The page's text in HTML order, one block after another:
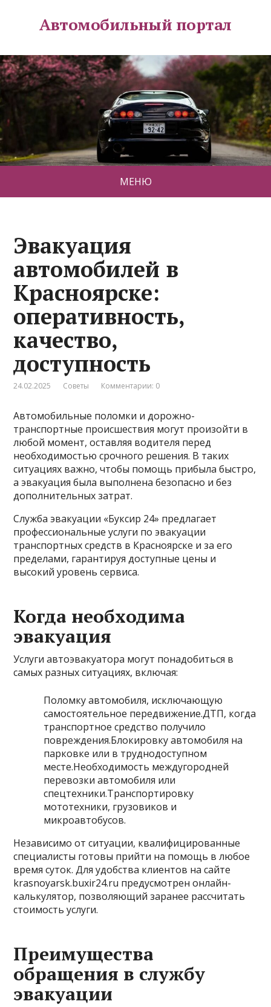
Автомобильный портал
МЕНЮ
Эвакуация
автомобилей в
Красноярске:
оперативность,
качество,
доступность
24.02.2025 Советы Комментарии: 0
Автомобильные поломки и дорожно-
транспортные происшествия могут произойти в
любой момент, оставляя водителя перед
необходимостью срочного решения. В таких
ситуациях важно, чтобы помощь прибыла быстро,
а эвакуация была выполнена безопасно и без
дополнительных затрат.
Служба эвакуации «Буксир 24» предлагает
профессиональные услуги по эвакуации
транспортных средств в Красноярске и за его
пределами, гарантируя доступные цены и
высокий уровень сервиса.
Когда необходима
эвакуация
Услуги автоэвакуатора могут понадобиться в
самых разных ситуациях, включая:
Поломку автомобиля, исключающую
самостоятельное передвижение.ДТП, когда
транспортное средство получило
повреждения.Блокировку автомобиля на
парковке или в труднодоступном
месте.Необходимость междугородней
перевозки автомобиля или
спецтехники.Транспортировку
мототехники, грузовиков и
микроавтобусов.
Независимо от ситуации, квалифицированные
специалисты готовы прийти на помощь в любое
время суток. Для удобства клиентов на сайте
krasnoyarsk.buxir24.ru предусмотрен онлайн-
калькулятор, позволяющий заранее рассчитать
стоимость услуги.
Преимущества
обращения в службу
эвакуации